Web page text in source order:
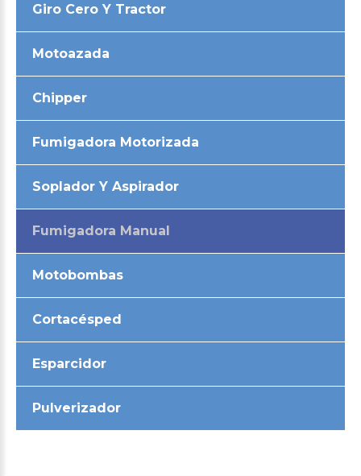
Giro Cero Y Tractor
Motoazada
Chipper
Fumigadora Motorizada
Soplador Y Aspirador
Fumigadora Manual
Motobombas
Cortacésped
Esparcidor
Pulverizador